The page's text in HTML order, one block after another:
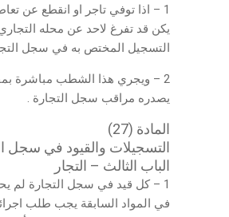
1 – اذا توفي تاجر او انقطع عن
يكن قد تفرغ لاحد عن محله
التسجيل المختص به في سجل
2 – ويجري هذا الشطب مباشرة
يصدره مراقب سجل التجارة .
المادة (27)
التسجيلات والقيود في سجل
الباب الثالث – التجار
1 – كل قيد في سجل التجارة لم
في المواد السابقة يجب طلب